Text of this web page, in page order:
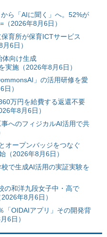
ら「AIに聞く」へ。52%が
2026年8月6日）
育所が保育ICTサービス
6日）
体向け生成
実施（2026年8月6日）
」の活用研修を愛
）
万円を給費する返還不要
年8月6日）
へのフィジカルAI活用で共
オープンバッジをつなぐ
（2026年8月6日）
で生成AI活用の実証実験を
の和洋九段女子中・高で
年8月6日）
「OIDAIアプリ」その開発背
6日）